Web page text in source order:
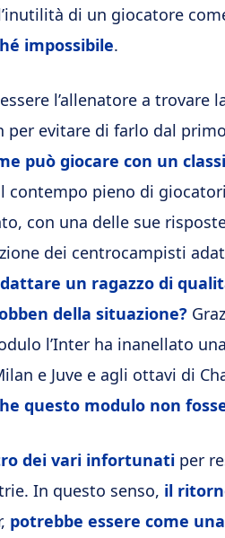
di un giocatore
impossibile.
l’allenatore a trovare
evitare di farlo dal
può giocare con un
contempo pieno di
con una delle sue risposte
dei centrocampisti
un ragazzo di
della situazione?
l’Inter ha inanellato
e Juve e agli ottavi di
questo modulo non
dei vari infortunati per
In questo senso, il
potrebbe essere come